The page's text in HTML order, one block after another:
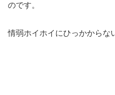
のです。
情弱ホイホイにひっかからな